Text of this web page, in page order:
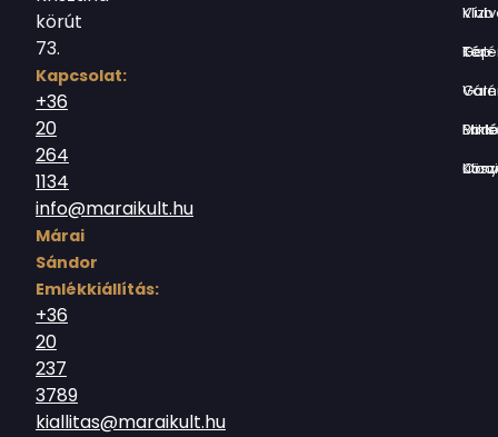
körút
73.
Kapcsolat:
+36
20
264
1134
info@maraikult.hu
Márai
Sándor
Emlékkiállítás:
+36
20
237
3789
kiallitas@maraikult.hu
Vízivárosi Klub
Tér-Kép
Várnegyed
Borsos
Országház